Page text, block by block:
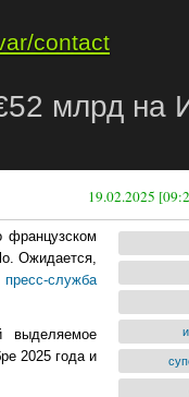
contact
млрд на
19.02.2025
французском
Ожидается,
пресс-служба
выделяемое
2025 года и